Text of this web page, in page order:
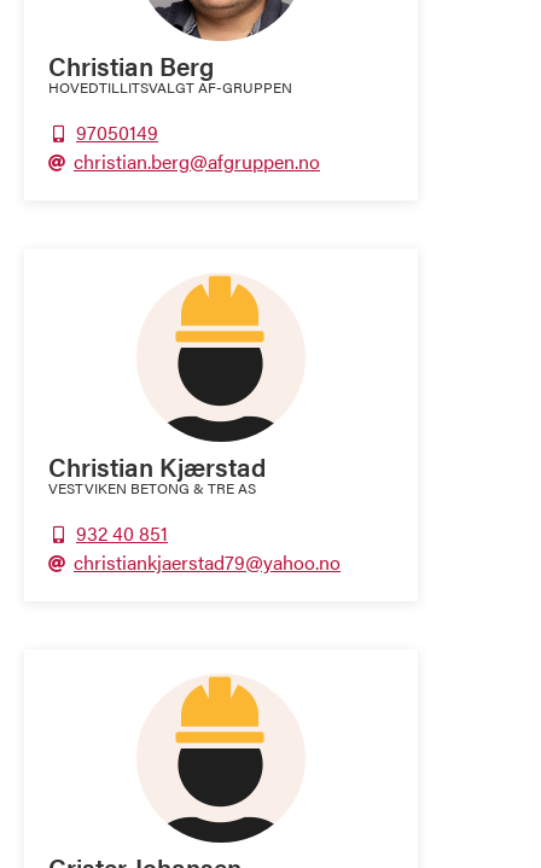
Christian Berg
HOVEDTILLITSVALGT AF-GRUPPEN
 97050149
 christian.berg@afgruppen.no
Christian Kjærstad
VESTVIKEN BETONG & TRE AS
 932 40 851
 christiankjaerstad79@yahoo.no